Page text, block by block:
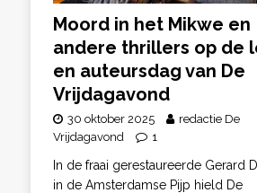
Moord in het Mikwe en
andere thrillers op de
en auteursdag van De
Vrijdagavond
30 oktober 2025
redactie De
Vrijdagavond
1
In de fraai gerestaureerde Gerard
in de Amsterdamse Pijp hield De